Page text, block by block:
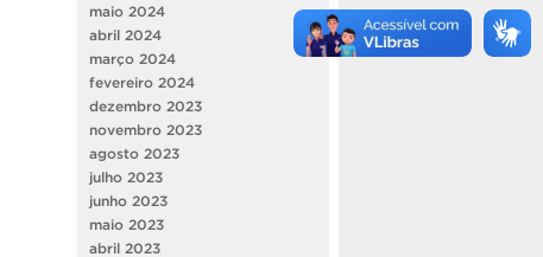
maio 2024
abril 2024
março 2024
fevereiro 2024
dezembro 2023
novembro 2023
agosto 2023
julho 2023
junho 2023
maio 2023
abril 2023